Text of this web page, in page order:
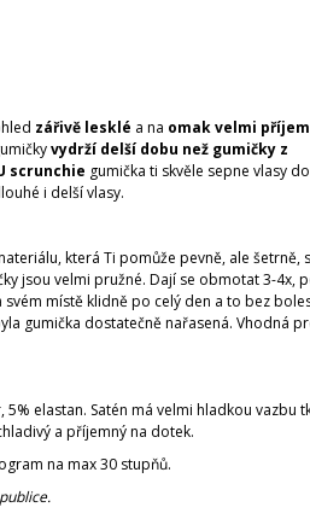
zářivě lesklé a na omak velmi
vydrží delší dobu než gumičky z
scrunchie gumička ti skvěle sepne vlasy
i delší vlasy.
která Ti pomůže pevně, ale šetrně,
jsou velmi pružné. Dají se obmotat 3-4x,
místě klidně po celý den a to bez
gumička dostatečně nařasená. Vhodná
5% elastan. Satén má velmi hladkou vazbu
a příjemný na dotek.
na max 30 stupňů.